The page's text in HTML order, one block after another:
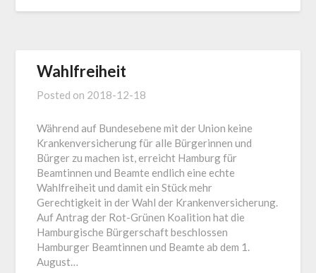
Wahlfreiheit
Posted on 2018-12-18
Während auf Bundesebene mit der Union keine
Krankenversicherung für alle Bürgerinnen und
Bürger zu machen ist, erreicht Hamburg für
Beamtinnen und Beamte endlich eine echte
Wahlfreiheit und damit ein Stück mehr
Gerechtigkeit in der Wahl der Krankenversicherung.
Auf Antrag der Rot-Grünen Koalition hat die
Hamburgische Bürgerschaft beschlossen
Hamburger Beamtinnen und Beamte ab dem 1.
August…